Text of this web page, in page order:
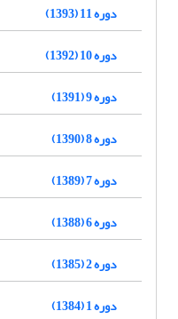
دوره 11 (1393)
دوره 10 (1392)
دوره 9 (1391)
دوره 8 (1390)
دوره 7 (1389)
دوره 6 (1388)
دوره 2 (1385)
دوره 1 (1384)